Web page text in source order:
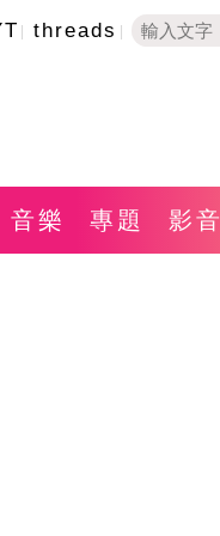
threads
音樂 專題 影音